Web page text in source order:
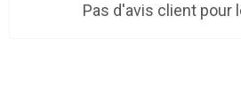
Pas d'avis client pour